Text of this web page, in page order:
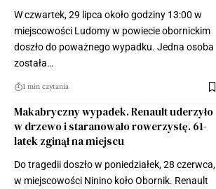
W czwartek, 29 lipca około godziny 13:00 w
miejscowości Ludomy w powiecie obornickim
doszło do poważnego wypadku. Jedna osoba
została…
1 min czytania
Makabryczny wypadek. Renault uderzyło
w drzewo i staranowało rowerzystę. 61-
latek zginął na miejscu
Do tragedii doszło w poniedziałek, 28 czerwca,
w miejscowości Ninino koło Obornik. Renault